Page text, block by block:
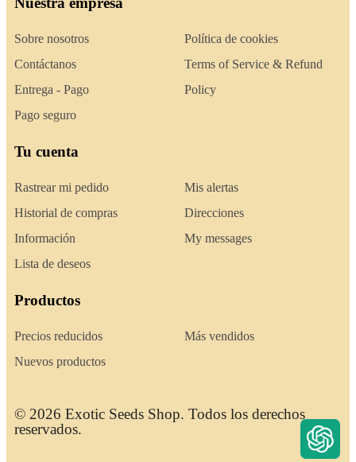
Sobre nosotros
Contáctanos
Entrega - Pago
Pago seguro
Política de cookies
Terms of Service & Refund
Policy
Tu cuenta
Rastrear mi pedido
Historial de compras
Información
Lista de deseos
Mis alertas
Direcciones
My messages
Productos
Precios reducidos
Nuevos productos
Más vendidos
© 2026 Exotic Seeds Shop. Todos los derechos
reservados.